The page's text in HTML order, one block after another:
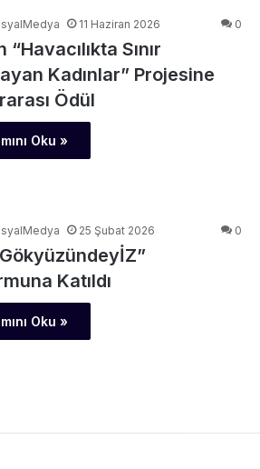
11 Haziran 2026 0
“Havacılıkta Sınır
Kadınlar” Projesine
Ödül
Oku »
25 Şubat 2026 0
Katıldı
Oku »